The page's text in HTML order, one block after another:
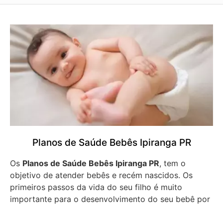
Planos de Saúde Bebês Ipiranga PR
Os Planos de Saúde Bebês Ipiranga PR, tem o
objetivo de atender bebês e recém nascidos. Os
primeiros passos da vida do seu filho é muito
importante para o desenvolvimento do seu bebê por